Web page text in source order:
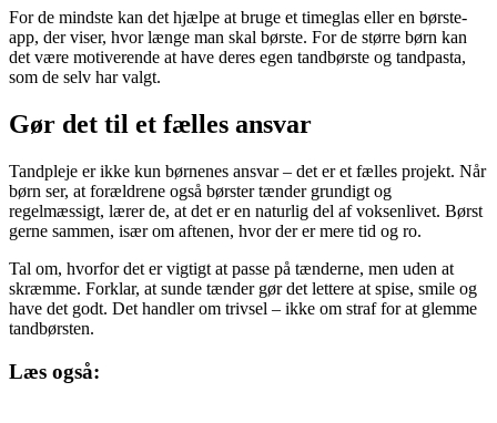
For de mindste kan det hjælpe at bruge et timeglas eller en børste-
app, der viser, hvor længe man skal børste. For de større børn kan
det være motiverende at have deres egen tandbørste og tandpasta,
som de selv har valgt.
Gør det til et fælles ansvar
Tandpleje er ikke kun børnenes ansvar – det er et fælles projekt. Når
børn ser, at forældrene også børster tænder grundigt og
regelmæssigt, lærer de, at det er en naturlig del af voksenlivet. Børst
gerne sammen, især om aftenen, hvor der er mere tid og ro.
Tal om, hvorfor det er vigtigt at passe på tænderne, men uden at
skræmme. Forklar, at sunde tænder gør det lettere at spise, smile og
have det godt. Det handler om trivsel – ikke om straf for at glemme
tandbørsten.
Læs også: